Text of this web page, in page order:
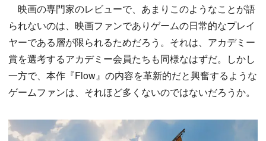
映画の専門家のレビューで、あまりこのようなことが語
られないのは、映画ファンでありゲームの日常的なプレイ
ヤーである層が限られるためだろう。それは、アカデミー
賞を選考するアカデミー会員たちも同様なはずだ。しかし
一方で、本作『Flow』の内容を革新的だと興奮するような
ゲームファンは、それほど多くないのではないだろうか。